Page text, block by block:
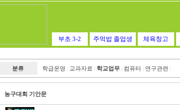
부초 3-2 주먹밥 졸업생 체육창고
분류 학급운영 교과자료 학교업무 컴퓨터 연구관련
농구대회 기안문